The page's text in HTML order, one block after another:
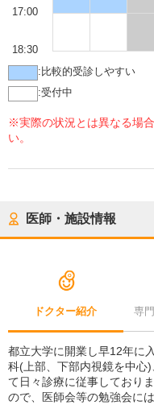
17:00
18:30
: 比較的受診しやすい
:受付中
※実際の状況とは異なる場
い。
医師・施設情報
ドクター紹介 専
都立大学に開業し早12年に
科(上部、下部内視鏡を中心
て日々診療に従事しており
ので、医師会等の勉強会に